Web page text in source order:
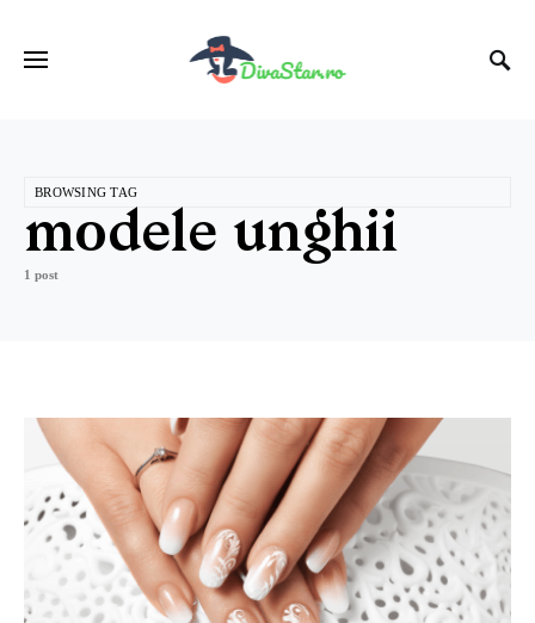
BROWSING TAG
modele unghii
1 post